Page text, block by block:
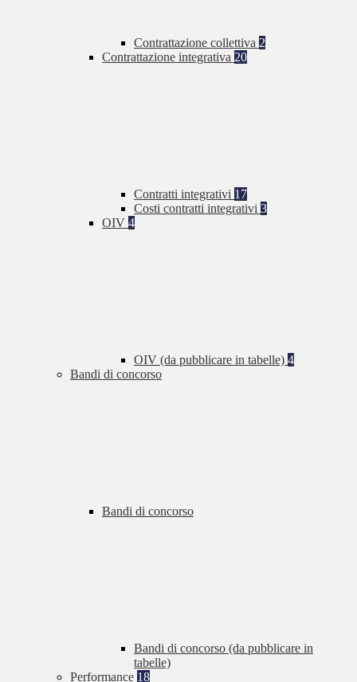
Contrattazione collettiva 2
Contrattazione integrativa 20
Contratti integrativi 17
Costi contratti integrativi 3
OIV 4
OIV (da pubblicare in tabelle) 4
Bandi di concorso
Bandi di concorso
Bandi di concorso (da pubblicare in
tabelle)
Performance 18